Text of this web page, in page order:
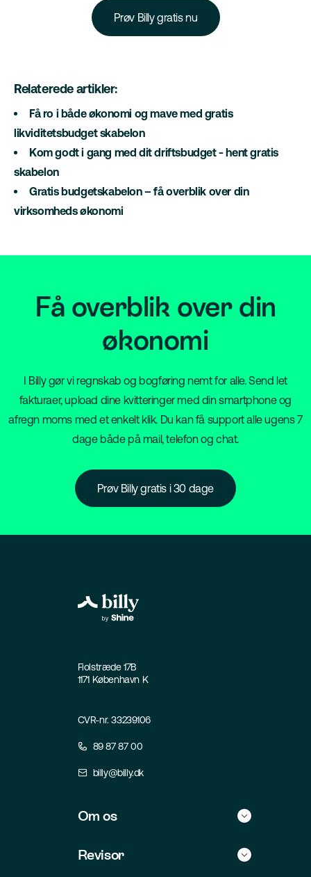
Prøv Billy gratis nu
Relaterede artikler:
Få ro i både økonomi og mave med gratis
likviditetsbudget skabelon
Kom godt i gang med dit driftsbudget - hent gratis
skabelon
Gratis budgetskabelon – få overblik over din
virksomheds økonomi
Få overblik over din
økonomi
I Billy gør vi regnskab og bogføring nemt for alle. Send let
fakturaer, upload dine kvitteringer med din smartphone og
afregn moms med et enkelt klik. Du kan få support alle ugens 7
dage både på mail, telefon og chat.
Prøv Billy gratis i 30 dage
Fiolstræde 17B
1171 København K
CVR-nr. 33239106
89 87 87 00
billy@billy.dk
Om os
Revisor